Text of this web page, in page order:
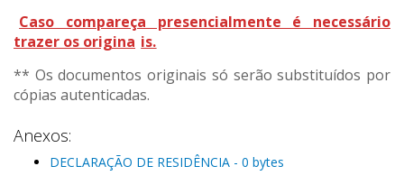
Caso compareça presencialmente é necessário
trazer os origina is.
** Os documentos originais só serão substituídos por
cópias autenticadas.
Anexos:
DECLARAÇÃO DE RESIDÊNCIA - 0 bytes